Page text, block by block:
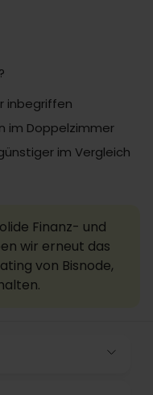
inbegriffen
im Doppelzimmer
im Vergleich
Finanz- und
wir erneut das
von Bisnode,